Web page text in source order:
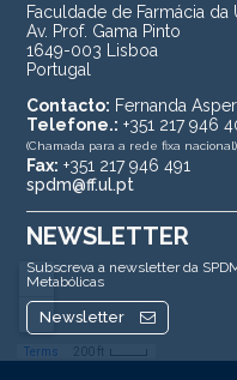
Faculdade de Farmácia da
Av. Prof. Gama Pinto
1649-003 Lisboa
Portugal
Contacto: Fernanda Asper
Telefone.: +351 217 946
(Chamada para a rede fixa nacional)
Fax: +351 217 946 491
spdm@ff.ul.pt
NEWSLETTER
Subscreva a newsletter da
Metabólicas
Newsletter